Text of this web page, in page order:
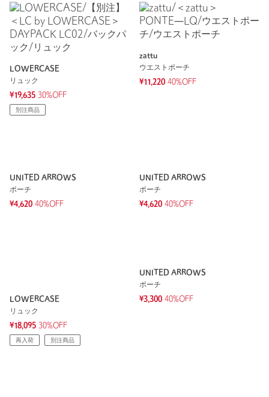
LOWERCASE
リュック
¥19,635 30%OFF
別注商品
zattu
ウエストポーチ
¥11,220 40%OFF
UNITED ARROWS
ポーチ
¥4,620 40%OFF
UNITED ARROWS
ポーチ
¥4,620 40%OFF
LOWERCASE
リュック
¥18,095 30%OFF
再入荷 別注商品
UNITED ARROWS
ポーチ
¥3,300 40%OFF